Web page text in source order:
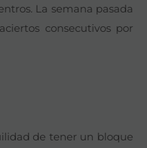
La semana pasada
consecutivos por
de tener un bloque